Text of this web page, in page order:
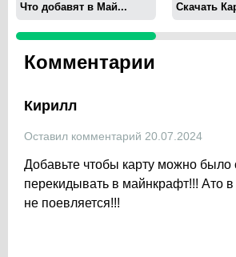
Что добавят в Май... Скачать
Комментарии
Кирилл
Оставил комментарий 20.07.2024
Добавьте чтобы карту можно было
перекидывать в майнкрафт!!! Ато
не поевляется!!!